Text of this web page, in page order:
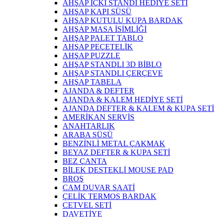
AHŞAP İÇKİ STANDI HEDİYE SETİ
AHŞAP KAPI SÜSÜ
AHŞAP KUTULU KUPA BARDAK
AHŞAP MASA İSİMLİĞİ
AHŞAP PALET TABLO
AHŞAP PEÇETELİK
AHŞAP PUZZLE
AHŞAP STANDLI 3D BİBLO
AHŞAP STANDLI ÇERÇEVE
AHŞAP TABELA
AJANDA & DEFTER
AJANDA & KALEM HEDİYE SETİ
AJANDA DEFTER & KALEM & KUPA SETİ
AMERİKAN SERVİS
ANAHTARLIK
ARABA SÜSÜ
BENZİNLİ METAL ÇAKMAK
BEYAZ DEFTER & KUPA SETİ
BEZ ÇANTA
BİLEK DESTEKLİ MOUSE PAD
BROŞ
CAM DUVAR SAATİ
ÇELİK TERMOS BARDAK
CETVEL SETİ
DAVETİYE